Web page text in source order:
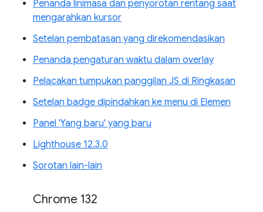
Penanda linimasa dan penyorotan rentang saat
mengarahkan kursor
Setelan pembatasan yang direkomendasikan
Penanda pengaturan waktu dalam overlay
Pelacakan tumpukan panggilan JS di Ringkasan
Setelan badge dipindahkan ke menu di Elemen
Panel 'Yang baru' yang baru
Lighthouse 12.3.0
Sorotan lain-lain
Chrome 132